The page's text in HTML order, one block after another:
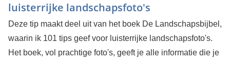
luisterrijke landschapsfoto's
Deze tip maakt deel uit van het boek De Landschapsbijbel,
waarin ik 101 tips geef voor luisterrijke landschapsfoto's.
Het boek, vol prachtige foto's, geeft je alle informatie die je